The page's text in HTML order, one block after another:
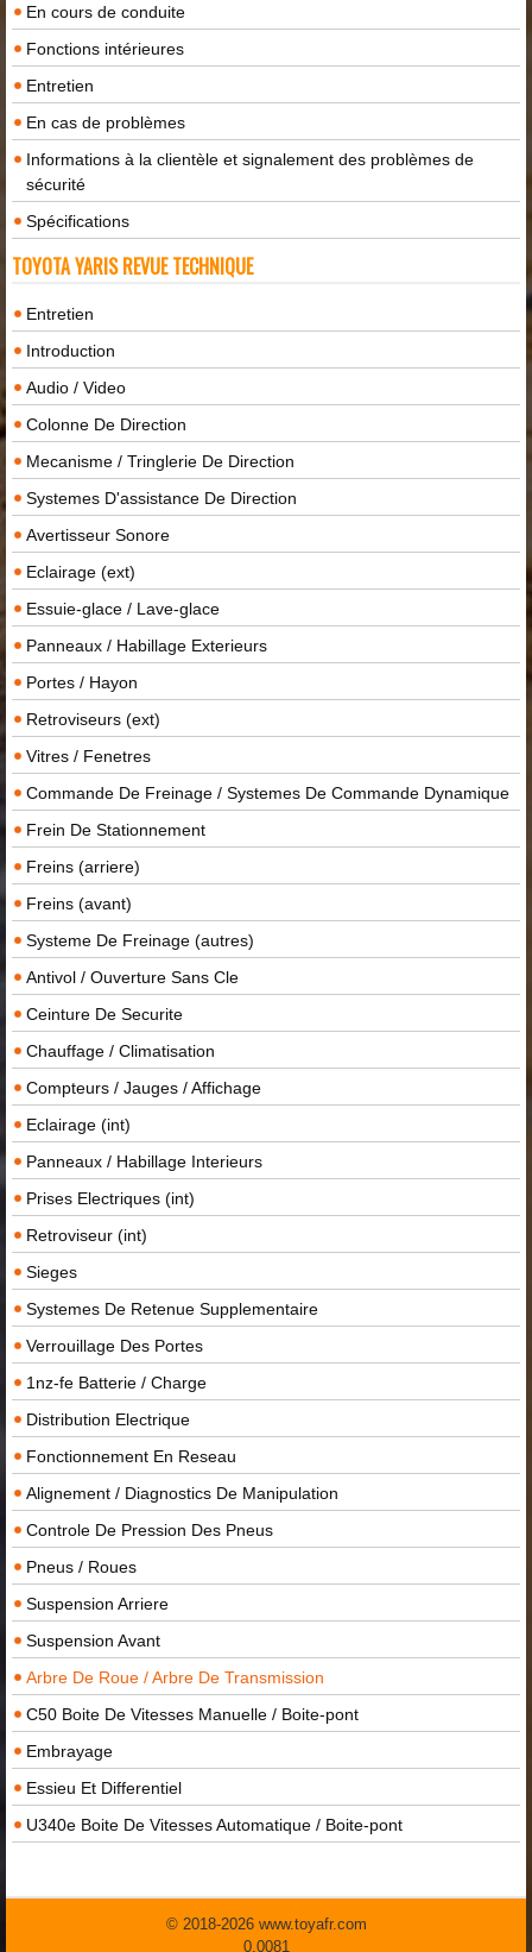
En cours de conduite
Fonctions intérieures
Entretien
En cas de problèmes
Informations à la clientèle et signalement des problèmes de
sécurité
Spécifications
TOYOTA YARIS REVUE TECHNIQUE
Entretien
Introduction
Audio / Video
Colonne De Direction
Mecanisme / Tringlerie De Direction
Systemes D'assistance De Direction
Avertisseur Sonore
Eclairage (ext)
Essuie-glace / Lave-glace
Panneaux / Habillage Exterieurs
Portes / Hayon
Retroviseurs (ext)
Vitres / Fenetres
Commande De Freinage / Systemes De Commande Dynamique
Frein De Stationnement
Freins (arriere)
Freins (avant)
Systeme De Freinage (autres)
Antivol / Ouverture Sans Cle
Ceinture De Securite
Chauffage / Climatisation
Compteurs / Jauges / Affichage
Eclairage (int)
Panneaux / Habillage Interieurs
Prises Electriques (int)
Retroviseur (int)
Sieges
Systemes De Retenue Supplementaire
Verrouillage Des Portes
1nz-fe Batterie / Charge
Distribution Electrique
Fonctionnement En Reseau
Alignement / Diagnostics De Manipulation
Controle De Pression Des Pneus
Pneus / Roues
Suspension Arriere
Suspension Avant
Arbre De Roue / Arbre De Transmission
C50 Boite De Vitesses Manuelle / Boite-pont
Embrayage
Essieu Et Differentiel
U340e Boite De Vitesses Automatique / Boite-pont
© 2018-2026 www.toyafr.com
0.0081